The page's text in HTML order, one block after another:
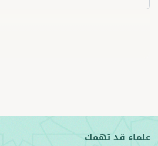
علماء قد تهمك